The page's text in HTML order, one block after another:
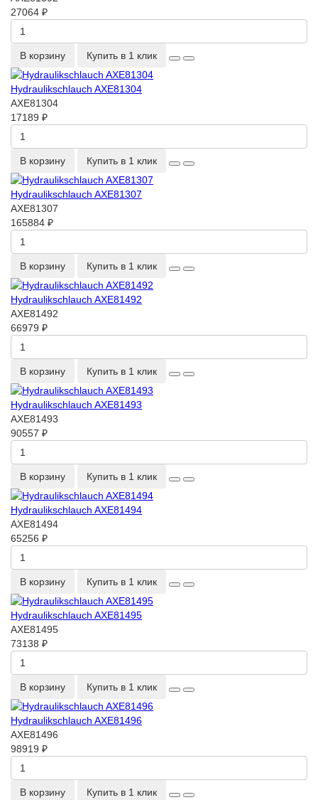
27064 ₽
В корзину Купить в 1 клик
Hydraulikschlauch AXE81304
AXE81304
17189 ₽
В корзину Купить в 1 клик
Hydraulikschlauch AXE81307
AXE81307
165884 ₽
В корзину Купить в 1 клик
Hydraulikschlauch AXE81492
AXE81492
66979 ₽
В корзину Купить в 1 клик
Hydraulikschlauch AXE81493
AXE81493
90557 ₽
В корзину Купить в 1 клик
Hydraulikschlauch AXE81494
AXE81494
65256 ₽
В корзину Купить в 1 клик
Hydraulikschlauch AXE81495
AXE81495
73138 ₽
В корзину Купить в 1 клик
Hydraulikschlauch AXE81496
AXE81496
98919 ₽
В корзину Купить в 1 клик